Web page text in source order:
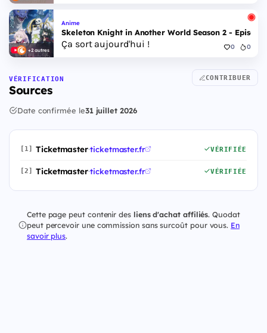
+2 autres
Anime
Skeleton Knight in Another World Season 2 - Episode
Ça sort aujourd'hui ! 0 0
VÉRIFICATION
Sources
CONTRIBUER
Date confirmée le31 juillet 2026
[1] Ticketmaster·ticketmaster.fr VÉRIFIÉE
[2] Ticketmaster·ticketmaster.fr VÉRIFIÉE
Cette page peut contenir des liens d'achat affiliés. Quodat
peut percevoir une commission sans surcoût pour vous. En
savoir plus.